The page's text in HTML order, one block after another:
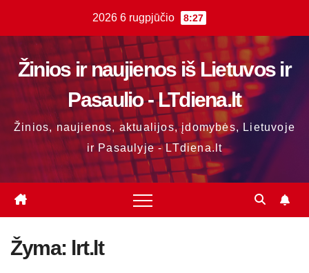
content
2026 6 rugpjūčio 8:27
Žinios ir naujienos iš Lietuvos ir
Pasaulio - LTdiena.lt
Žinios, naujienos, aktualijos, įdomybės, Lietuvoje
ir Pasaulyje - LTdiena.lt
Žyma: lrt.lt